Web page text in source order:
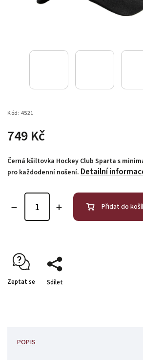
Kód: 4521
749 Kč
Černá kšiltovka Hockey Club Sparta s
pro každodenní nošení. Detailní
Přidat do
Zeptat se Sdílet
POPIS